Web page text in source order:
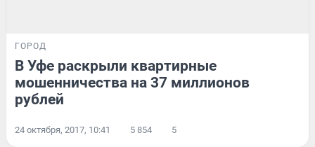
ГОРОД
В Уфе раскрыли квартирные
мошенничества на 37 миллионов
рублей
24 октября, 2017, 10:41 5 854 5